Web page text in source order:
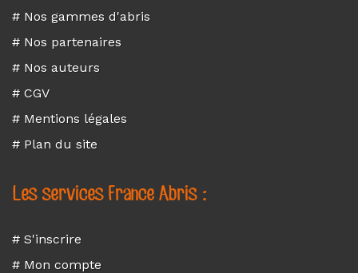
# Nos gammes d'abris
# Nos partenaires
# Nos auteurs
# CGV
# Mentions légales
# Plan du site
Les services France Abris :
# S'inscrire
# Mon compte